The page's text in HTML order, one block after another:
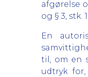
afgørelse
og § 3, stk. 1.
En
til, om en
udtryk